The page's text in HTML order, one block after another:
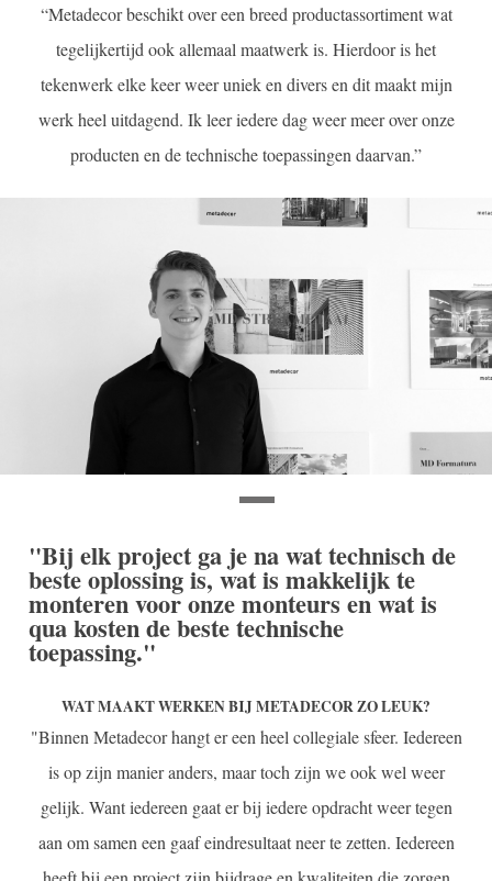
“Metadecor beschikt over een breed productassortiment wat
tegelijkertijd ook allemaal maatwerk is. Hierdoor is het
tekenwerk elke keer weer uniek en divers en dit maakt mijn
werk heel uitdagend. Ik leer iedere dag weer meer over onze
producten en de technische toepassingen daarvan.”
"Bij elk project ga je na wat technisch de
beste oplossing is, wat is makkelijk te
monteren voor onze monteurs en wat is
qua kosten de beste technische
toepassing."
WAT MAAKT WERKEN BIJ METADECOR ZO LEUK?
"Binnen Metadecor hangt er een heel collegiale sfeer. Iedereen
is op zijn manier anders, maar toch zijn we ook wel weer
gelijk. Want iedereen gaat er bij iedere opdracht weer tegen
aan om samen een gaaf eindresultaat neer te zetten. Iedereen